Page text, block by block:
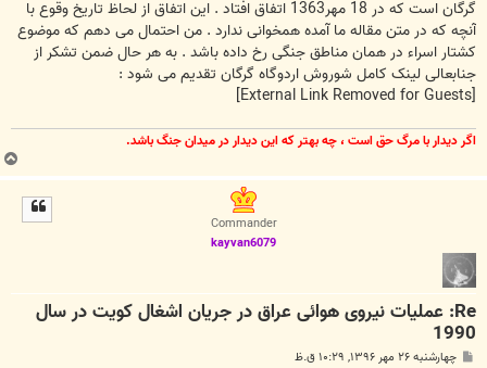
گرگان است که در 18 مهر1363 اتفاق افتاد . این اتفاق از لحاظ تاریخ وقوع با
آنچه که در متن مقاله ما آمده همخوانی ندارد . من احتمال می دهم که موضوع
کشتار اسراء در همان مناطق جنگی رخ داده باشد . به هر حال ضمن تشکر از
جنابعالی لینک کامل شوروش اردوگاه گرگان تقدیم می شود :
اگر ديدار با مرگ حق است ، چه بهتر كه اين ديدار در ميدان جنگ باشد.
ب
ا
Commander
kayvan6079
Re: عملیات نیروی هوائی عراق در جریان اشغال کویت در سال
1990
پ چهارشنبه ۲۶ مهر ۱۳۹۶, ۱۰:۲۹ ق.ظ